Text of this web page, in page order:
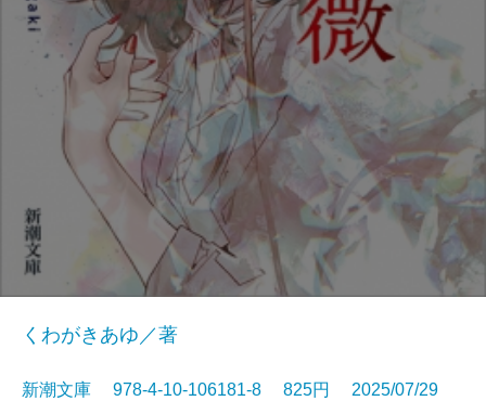
くわがきあゆ／著
新潮文庫 978-4-10-106181-8 825円 2025/07/29